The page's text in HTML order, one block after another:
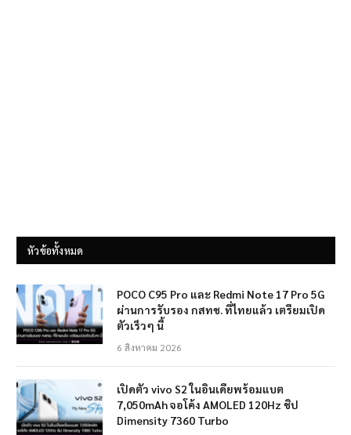
หัวข้อทั้งหมด
POCO C95 Pro และ Redmi Note 17 Pro 5G
ผ่านการรับรอง กสทช. ที่ไทยแล้ว เตรียมเปิด
ตัวเร็วๆ นี้
6 สิงหาคม 2026
เปิดตัว vivo S2 ในอินเดียพร้อมแบต
7,050mAh จอโค้ง AMOLED 120Hz ชิป
Dimensity 7360 Turbo